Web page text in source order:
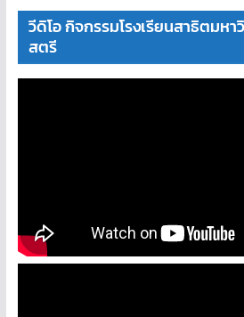
วีดิโอ กิจกรรมโรงเรียนสาธิตมห
สตรี